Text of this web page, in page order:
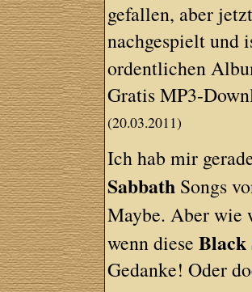
gefallen, aber
nachgespielt und
ordentlichen
Gratis MP3-
(20.03.2011)
Ich hab mir
Sabbath Songs
Maybe. Aber wie
wenn dieseBlack
Gedanke! Oder